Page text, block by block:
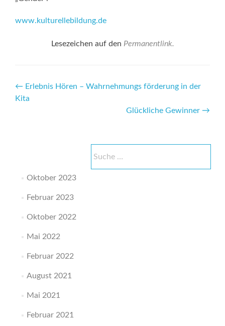
www.kulturellebildung.de
Lesezeichen auf den Permanentlink.
Beitrags-
Navigation
← Erlebnis Hören – Wahrnehmungs förderung in der
Kita
Glückliche Gewinner →
nach:
Oktober 2023
Februar 2023
Oktober 2022
Mai 2022
Februar 2022
August 2021
Mai 2021
Februar 2021